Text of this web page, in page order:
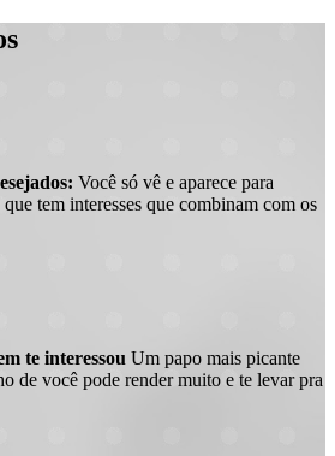
Você só vê e aparece para
tem interesses que combinam com os
te interessou Um papo mais picante
de você pode render muito e te levar pra